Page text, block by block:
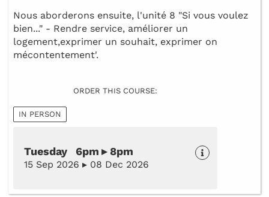
Nous aborderons ensuite, l'unité 8 "Si vous voulez
bien..." - Rendre service, améliorer un
logement,exprimer un souhait, exprimer on
mécontentement'.
ORDER THIS COURSE:
IN PERSON
Tuesday 6pm ▸ 8pm
15 Sep 2026 ▸ 08 Dec 2026